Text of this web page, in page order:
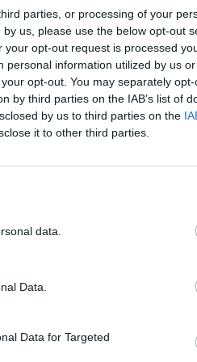
parties, or processing of your
us, please use the below opt-out
opt-out request is processed
information utilized by us
opt-out. You may separately
by third parties on the IAB’s list of
by us to third parties on the
it to other third parties.
data.
Data.
Data for Targeted
F S V N P F S
22 9 10 3 0 30 8
19 6 4 4 5 14 14
26 18 3 6 4 18 18
23 14 4 4 5 15 19
15 8
21 17 4 3 5